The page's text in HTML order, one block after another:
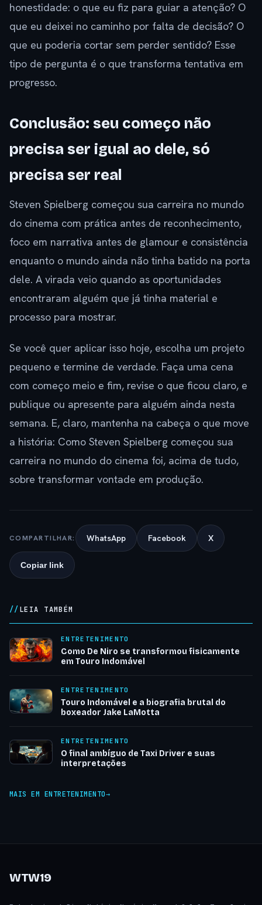
honestidade: o que eu fiz para guiar a atenção? O
que eu deixei no caminho por falta de decisão? O
que eu poderia cortar sem perder sentido? Esse
tipo de pergunta é o que transforma tentativa em
progresso.
Conclusão: seu começo não
precisa ser igual ao dele, só
precisa ser real
Steven Spielberg começou sua carreira no mundo
do cinema com prática antes de reconhecimento,
foco em narrativa antes de glamour e consistência
enquanto o mundo ainda não tinha batido na porta
dele. A virada veio quando as oportunidades
encontraram alguém que já tinha material e
processo para mostrar.
Se você quer aplicar isso hoje, escolha um projeto
pequeno e termine de verdade. Faça uma cena
com começo meio e fim, revise o que ficou claro, e
publique ou apresente para alguém ainda nesta
semana. E, claro, mantenha na cabeça o que move
a história: Como Steven Spielberg começou sua
carreira no mundo do cinema foi, acima de tudo,
sobre transformar vontade em produção.
COMPARTILHAR: WhatsApp Facebook X
Copiar link
LEIA TAMBÉM
ENTRETENIMENTO
Como De Niro se transformou fisicamente
em Touro Indomável
ENTRETENIMENTO
Touro Indomável e a biografia brutal do
boxeador Jake LaMotta
ENTRETENIMENTO
O final ambíguo de Taxi Driver e suas
interpretações
MAIS EM ENTRETENIMENTO
WTW19